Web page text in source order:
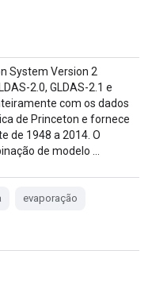
System Version 2
2.0, GLDAS-2.1 e
com os dados
de Princeton e fornece
de 1948 a 2014. O
de modelo …
evaporação